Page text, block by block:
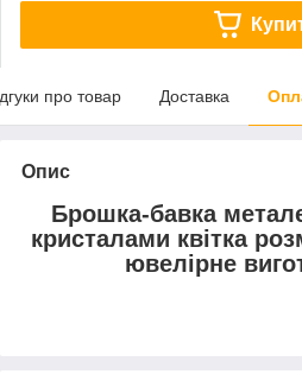
про товар Доставка
Опис
Брошка-бавка
кристалами квітка
ювелірне